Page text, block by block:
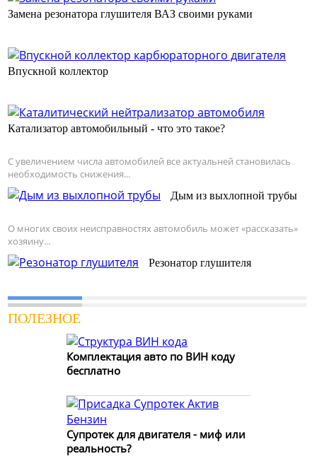
Замена резонатора глушителя ВАЗ своими руками
Впускной коллектор
Катализатор автомобильный - что это такое?
С увеличением числа автомобилей все актуальней становилась
необходимость снижения...
Дым из выхлопной трубы
О многих своих неисправностях автомобиль может «рассказать»
хозяину...
Резонатор глушителя
ПОЛЕЗНОЕ
Комплектация авто по ВИН коду
бесплатно
Супротек для двигателя - миф или
реальность?